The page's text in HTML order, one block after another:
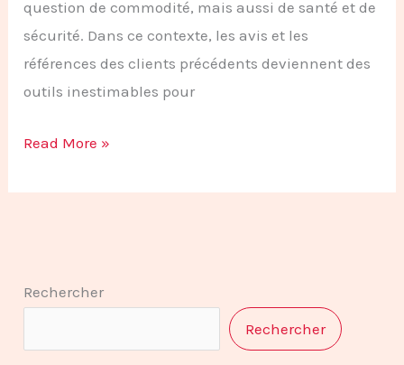
question de commodité, mais aussi de santé et de
sécurité. Dans ce contexte, les avis et les
références des clients précédents deviennent des
outils inestimables pour
Read More »
Rechercher
Rechercher